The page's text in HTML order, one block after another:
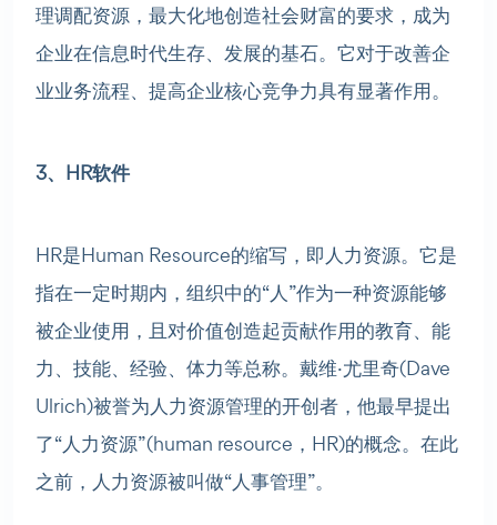
理调配资源，最大化地创造社会财富的要求，成为
企业在信息时代生存、发展的基石。它对于改善企
业业务流程、提高企业核心竞争力具有显著作用。
3、HR软件
HR是Human Resource的缩写，即人力资源。它是
指在一定时期内，组织中的“人”作为一种资源能够
被企业使用，且对价值创造起贡献作用的教育、能
力、技能、经验、体力等总称。戴维·尤里奇(Dave
Ulrich)被誉为人力资源管理的开创者，他最早提出
了“人力资源” (human resource，HR)的概念。在此
之前，人力资源被叫做“人事管理”。